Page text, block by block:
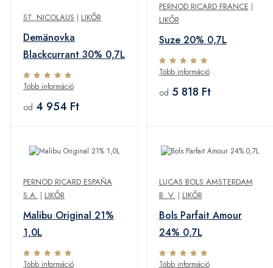
ST. NICOLAUS | LIKŐR
Demänovka
Blackcurrant 30% 0,7L
Több információ
od 4 954 Ft
PERNOD RICARD FRANCE |
LIKŐR
Suze 20% 0,7L
Több információ
od 5 818 Ft
PERNOD RICARD ESPAÑA
S.A. | LIKŐR
Malibu Original 21%
1,0L
Több információ
LUCAS BOLS AMSTERDAM
B. V. | LIKŐR
Bols Parfait Amour
24% 0,7L
Több információ